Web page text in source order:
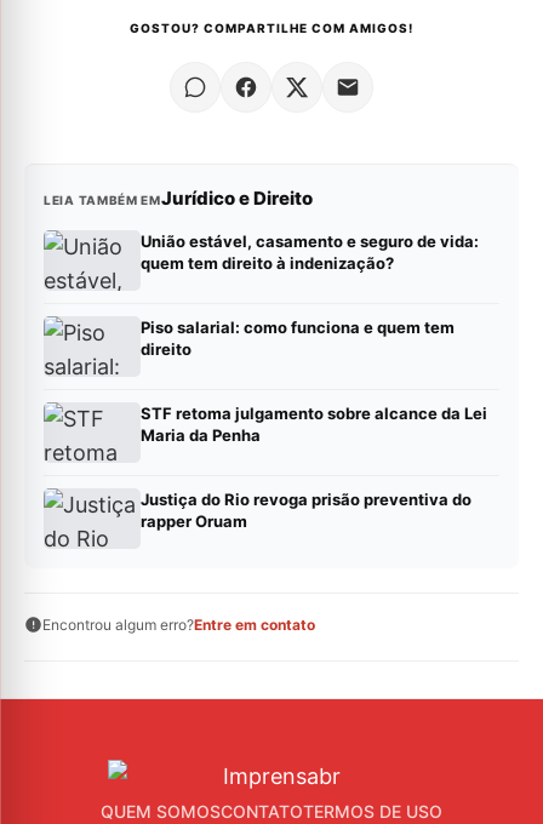
GOSTOU? COMPARTILHE COM AMIGOS!
LEIA TAMBÉM EMJurídico e Direito
União estável, casamento e seguro de vida:
quem tem direito à indenização?
Piso salarial: como funciona e quem tem
direito
STF retoma julgamento sobre alcance da Lei
Maria da Penha
Justiça do Rio revoga prisão preventiva do
rapper Oruam
Encontrou algum erro?Entre em contato
QUEM SOMOSCONTATOTERMOS DE USO